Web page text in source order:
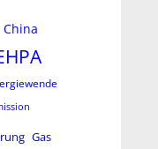
China
Gas